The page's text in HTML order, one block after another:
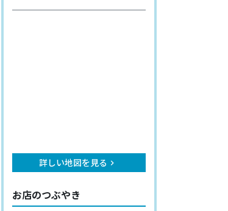
詳しい地図を見る keyboard_arrow_right
お店のつぶやき